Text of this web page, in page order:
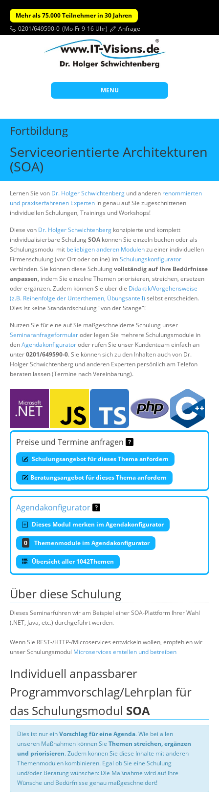
Mehr als 75.000 Teilnehmer in 30 Jahren
0201/649590-0 (Mo-Fr 9-16 Uhr) Anfrage
MENU
Start
Themen
Beratung
Offene Seminare
Wissen
Suche
Fortbildung
Serviceorientierte Architekturen
(SOA)
Lernen Sie von Dr. Holger Schwichtenberg und anderen renommierten
und praxiserfahrenen Experten in genau auf Sie zugeschnittenen
individuellen Schulungen, Trainings und Workshops!
Diese von Dr. Holger Schwichtenberg konzipierte und komplett
individualisierbare SchulungSOA können Sie einzeln buchen oder als
Schulungsmodul mit beliebigen anderen Modulenzu einer individuellen
Firmenschulung (vor Ort oder online) imSchulungskonfigurator
verbinden. Sie können diese Schulungvollständig auf Ihre Bedürfnisse
anpassen, indem Sie einzelne Themen priorisieren, streichen, ersetzen
oder ergänzen. Zudem können Sie über die Didaktik/Vorgehensweise
(z.B. Reihenfolge der Unterthemen, Übungsanteil) selbst entscheiden.
Dies ist keine Standardschulung "von der Stange"!
Nutzen Sie für eine auf Sie maßgeschneiderte Schulung unser
Seminaranfrageformularoder legen Sie mehrere Schulungsmodule in
denAgendakonfiguratoroder rufen Sie unser Kundenteam einfach an
unter0201/649590-0. Sie können sich zu den Inhalten auch von Dr.
Holger Schwichtenberg und anderen Experten persönlich am Telefon
beraten lassen (Termine nach Vereinbarung).
Preise und Termine anfragen
Schulungsangebot für dieses Thema anfordern
Beratungsangebot für dieses Thema anfordern
Agendakonfigurator
Dieses Modul merken im Agendakonfigurator
0 Themenmodule im Agendakonfigurator
Übersicht aller 1042Themen
Über diese Schulung
Dieses Seminarführen wir am Beispiel einer SOA-Plattform Ihrer Wahl
(.NET, Java, etc.) durchgeführt werden.
Wenn Sie REST-/HTTP-/Microservices entwickeln wollen, empfehlen wir
unser Schulungsmodul Microservices erstellen und betreiben
Individuell anpassbarer
Programmvorschlag/Lehrplan für
das Schulungsmodul SOA
Dies ist nur einVorschlag für eine Agenda. Wie bei allen
unseren Maßnahmen können Sie Themen streichen, ergänzen
und priorisieren. Zudem können Sie diese Inhalte mit anderen
Themenmodulen kombinieren. Egal ob Sie eine Schulung
und/oder Beratung wünschen: Die Maßnahme wird auf Ihre
Wünsche und Bedürfnisse genau maßgeschneidert!